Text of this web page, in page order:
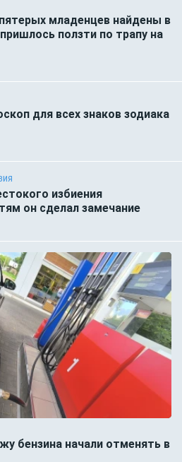
младенцев найдены в
ползти по трапу на
для всех знаков зодиака
избиения
он сделал замечание
бензина начали отменять в